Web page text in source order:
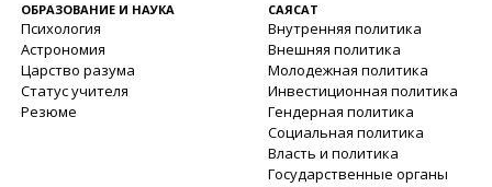
ОБРАЗОВАНИЕ И НАУКА
Психология
Астрономия
Царство разума
Статус учителя
Резюме
САЯСАТ
Внутренняя политика
Внешняя политика
Молодежная политика
Инвестиционная политика
Гендерная политика
Социальная политика
Власть и политика
Государственные органы